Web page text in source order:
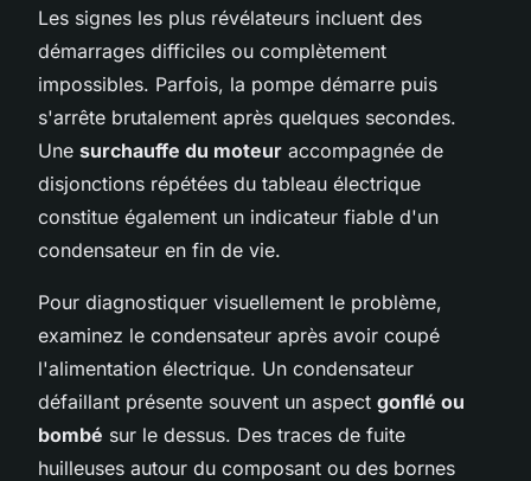
Les signes les plus révélateurs incluent des
démarrages difficiles ou complètement
impossibles. Parfois, la pompe démarre puis
s'arrête brutalement après quelques secondes.
Une surchauffe du moteur accompagnée de
disjonctions répétées du tableau électrique
constitue également un indicateur fiable d'un
condensateur en fin de vie.
Pour diagnostiquer visuellement le problème,
examinez le condensateur après avoir coupé
l'alimentation électrique. Un condensateur
défaillant présente souvent un aspect gonflé ou
bombé sur le dessus. Des traces de fuite
huilleuses autour du composant ou des bornes